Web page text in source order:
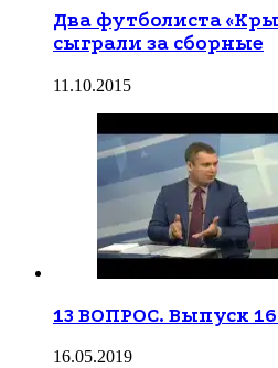
Два футболиста
сыграли за сборные
11.10.2015
13 ВОПРОС. Выпуск
16.05.2019